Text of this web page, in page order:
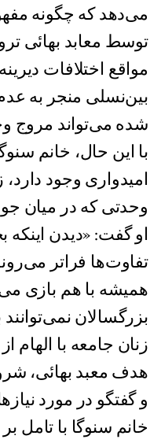
می‌دهد که چگونه
توسط معابد بهائی
مواقع اختلافات
بین‌نسلی منجر به
شده می‌تواند مروج
با این حال، خانم
امیدواری وجود
وحدتی که در میان
او گفت: «دیدن اینکه
تفاوت‌ها فراتر
همیشه با هم بازی
بزرگسالان نمی‌توانند
زنان جامعه با الهام
هدف معبد بهائی،
و گفتگو در مورد
خانم سنوگا با تامل